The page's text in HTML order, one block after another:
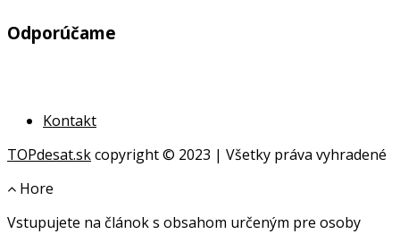
Odporúčame
Kontakt
TOPdesat.skcopyright © 2023 | Všetky práva vyhradené
Hore
Vstupujete na článok s obsahom určeným pre osoby